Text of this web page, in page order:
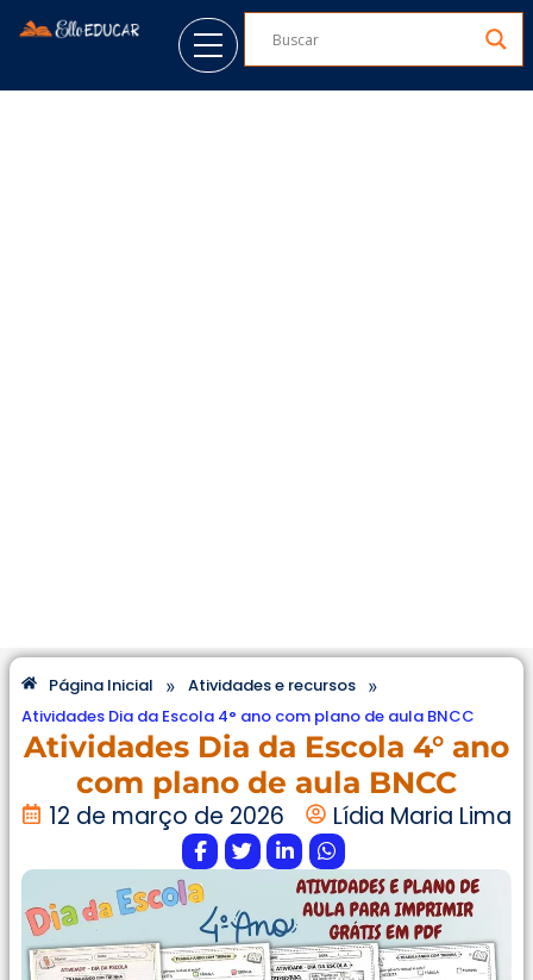
Página Inicial » Atividades e recursos »
Atividades Dia da Escola 4° ano com plano de aula BNCC
Atividades Dia da Escola 4° ano
com plano de aula BNCC
12 de março de 2026 Lídia Maria Lima